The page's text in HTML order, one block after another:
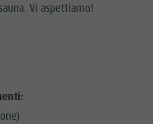
Vi aspettiamo!